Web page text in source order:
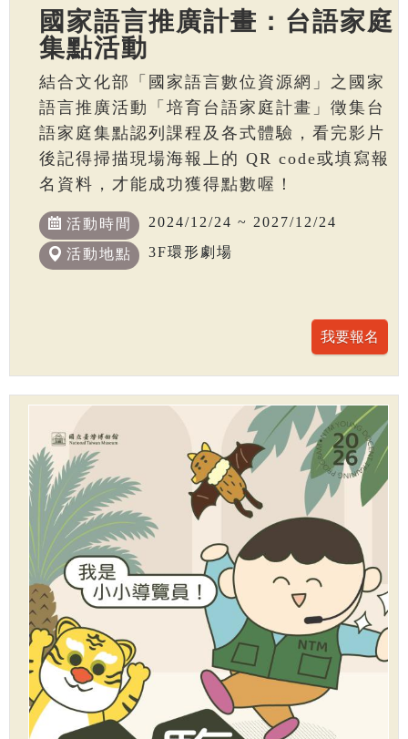
國家語言推廣計畫：台語家庭
集點活動
結合文化部「國家語言數位資源網」之國家
語言推廣活動「培育台語家庭計畫」徵集台
語家庭集點認列課程及各式體驗，看完影片
後記得掃描現場海報上的 QR code或填寫報
名資料，才能成功獲得點數喔！
活動時間 2024/12/24 ~ 2027/12/24
活動地點 3F環形劇場